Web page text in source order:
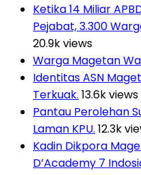
Ketika 14 Miliar
Pejabat, 3.300
20.9k views
Warga Magetan
Identitas ASN
Terkuak. 13.6k views
Pantau Perolehan
Laman KPU. 12.3k
Kadin Dikpora
D’Academy 7